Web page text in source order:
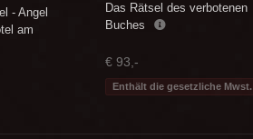
- Angel
am
Das Rätsel des verbotenen
Buches
€ 93,-
Enthält die gesetzliche Mwst.